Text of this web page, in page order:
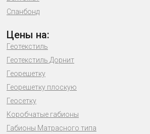
Спанбонд
Цены на:
Геотекстиль
Геотекстиль Дорнит
Георешетку
Георешетку плоскую
Геосетку
Коробчатые габионы
Габионы Матрасного типа